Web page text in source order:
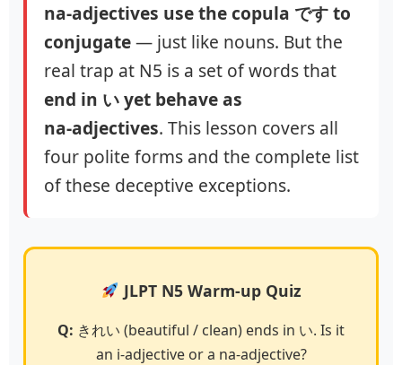
na‑adjectives use the copula です to
conjugate— just like nouns. But the
real trap at N5 is a set of words that
end in い yet behave as
na‑adjectives. This lesson covers all
four polite forms and the complete list
of these deceptive exceptions.
JLPT N5 Warm-up Quiz
Q: きれい (beautiful / clean) ends in い. Is it
an i‑adjective or a na‑adjective?